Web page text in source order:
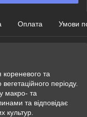
Оплата Умови
та
періоду.
макро- та
та відповідає
культур.